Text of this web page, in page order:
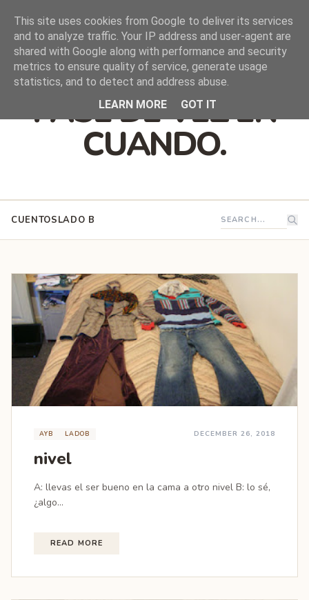
DEJO QUE ESTO
PASE DE VEZ EN
CUANDO.
CUENTOSLADO B
AYB LADOB DECEMBER 26, 2018
nivel
A: llevas el ser bueno en la cama a otro nivel B: lo sé,
¿algo...
READ MORE
This site uses cookies from Google to deliver its services
and to analyze traffic. Your IP address and user-agent are
shared with Google along with performance and security
metrics to ensure quality of service, generate usage
statistics, and to detect and address abuse.
LEARN MORE
GOT IT